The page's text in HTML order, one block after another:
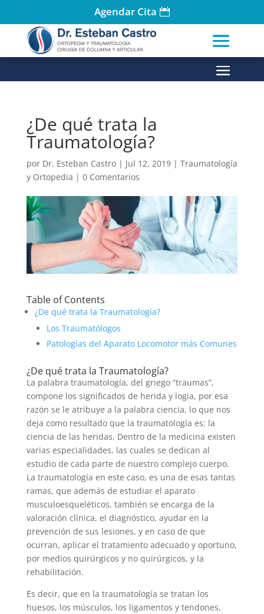
Agendar Cita
¿De qué trata la
Traumatología?
por Dr. Esteban Castro| Jul 12, 2019| Traumatología
y Ortopedia | 0 Comentarios
Table of Contents
¿De qué trata la Traumatología?
Los Traumatólogos
Patologías del Aparato Locomotor más Comunes
¿De qué trata la Traumatología?
La palabra traumatología, del griego “traumas”,
compone los significados de herida y logia, por esa
razón se le atribuye a la palabra ciencia, lo que nos
deja como resultado que la traumatología es: la
ciencia de las heridas. Dentro de la medicina existen
varias especialidades, las cuales se dedican al
estudio de cada parte de nuestro complejo cuerpo.
La traumatología en este caso, es una de esas tantas
ramas, que además de estudiar el aparato
musculoesqueléticos, también se encarga de la
valoración clínica, el diagnóstico, ayudar en la
prevención de sus lesiones, y en caso de que
ocurran, aplicar el tratamiento adecuado y oportuno,
por medios quirúrgicos y no quirúrgicos, y la
rehabilitación.
Es decir, que en la traumatología se tratan los
huesos, los músculos, los ligamentos y tendones,